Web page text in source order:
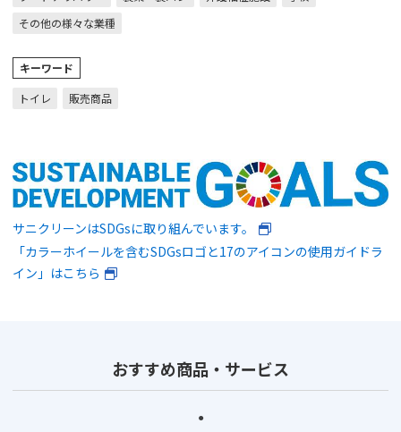
その他の様々な業種
キーワード
トイレ
販売商品
サニクリーンはSDGsに取り組んでいます。
「カラーホイールを含むSDGsロゴと17のアイコンの使用ガイドラ
イン」はこちら
おすすめ商品・サービス